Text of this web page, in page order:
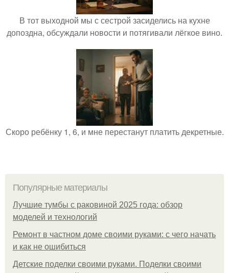
В тот выходной мы с сестрой засиделись на кухне
допоздна, обсуждали новости и потягивали лёгкое вино.
Скоро ребёнку 1, 6, и мне перестанут платить декретные.
Популярные материалы
Лучшие тумбы с раковиной 2025 года: обзор
моделей и технологий
Ремонт в частном доме своими руками: с чего начать
и как не ошибиться
Детские поделки своими руками. Поделки своими